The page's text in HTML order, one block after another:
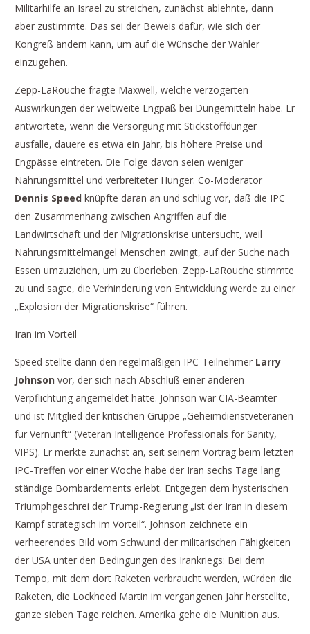
Militärhilfe an Israel zu streichen, zunächst ablehnte, dann
aber zustimmte. Das sei der Beweis dafür, wie sich der
Kongreß ändern kann, um auf die Wünsche der Wähler
einzugehen.
Zepp-LaRouche fragte Maxwell, welche verzögerten
Auswirkungen der weltweite Engpaß bei Düngemitteln habe. Er
antwortete, wenn die Versorgung mit Stickstoffdünger
ausfalle, dauere es etwa ein Jahr, bis höhere Preise und
Engpässe eintreten. Die Folge davon seien weniger
Nahrungsmittel und verbreiteter Hunger. Co-Moderator
Dennis Speed knüpfte daran an und schlug vor, daß die IPC
den Zusammenhang zwischen Angriffen auf die
Landwirtschaft und der Migrationskrise untersucht, weil
Nahrungsmittelmangel Menschen zwingt, auf der Suche nach
Essen umzuziehen, um zu überleben. Zepp-LaRouche stimmte
zu und sagte, die Verhinderung von Entwicklung werde zu einer
„Explosion der Migrationskrise“ führen.
Iran im Vorteil
Speed stellte dann den regelmäßigen IPC-Teilnehmer Larry
Johnsonvor, der sich nach Abschluß einer anderen
Verpflichtung angemeldet hatte. Johnson war CIA-Beamter
und ist Mitglied der kritischen Gruppe „Geheimdienstveteranen
für Vernunft“ (Veteran Intelligence Professionals for Sanity,
VIPS). Er merkte zunächst an, seit seinem Vortrag beim letzten
IPC-Treffen vor einer Woche habe der Iran sechs Tage lang
ständige Bombardements erlebt. Entgegen dem hysterischen
Triumphgeschrei der Trump-Regierung „ist der Iran in diesem
Kampf strategisch im Vorteil“. Johnson zeichnete ein
verheerendes Bild vom Schwund der militärischen Fähigkeiten
der USA unter den Bedingungen des Irankriegs: Bei dem
Tempo, mit dem dort Raketen verbraucht werden, würden die
Raketen, die Lockheed Martin im vergangenen Jahr herstellte,
ganze sieben Tage reichen. Amerika gehe die Munition aus.